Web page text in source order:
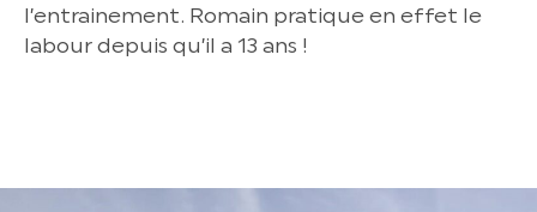
l’entrainement. Romain pratique en effet le
labour depuis qu’il a 13 ans !